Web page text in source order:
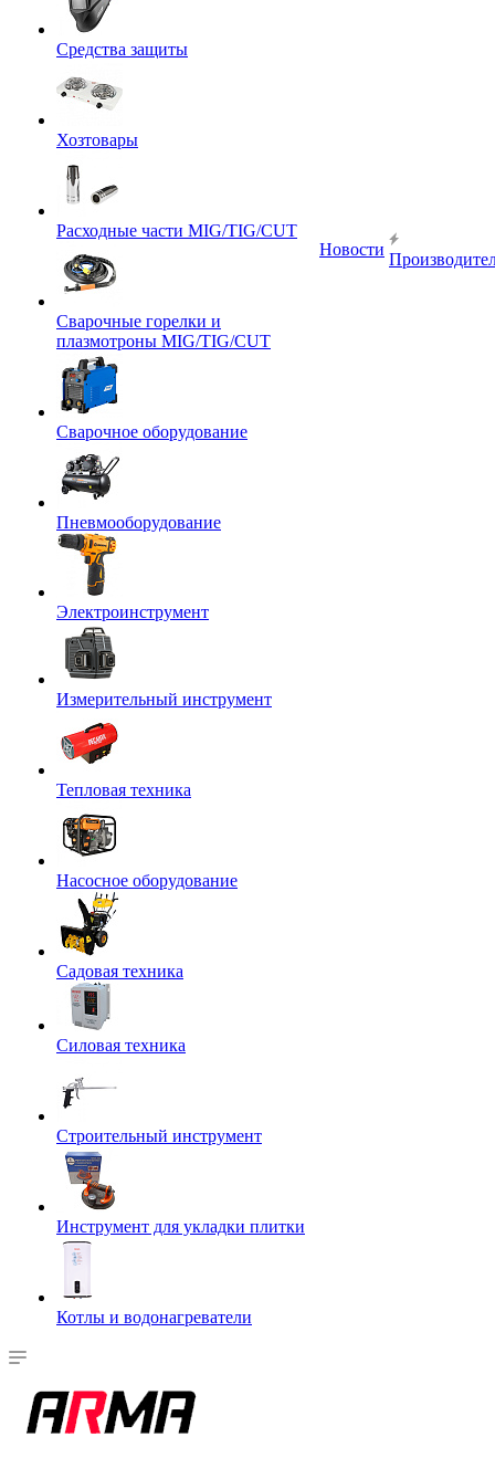
Средства защиты
Хозтовары
Расходные части MIG/TIG/CUT
Сварочные горелки и
плазмотроны MIG/TIG/CUT
Сварочное оборудование
Пневмооборудование
Электроинструмент
Измерительный инструмент
Тепловая техника
Насосное оборудование
Садовая техника
Силовая техника
Строительный инструмент
Инструмент для укладки плитки
Котлы и водонагреватели
Новости